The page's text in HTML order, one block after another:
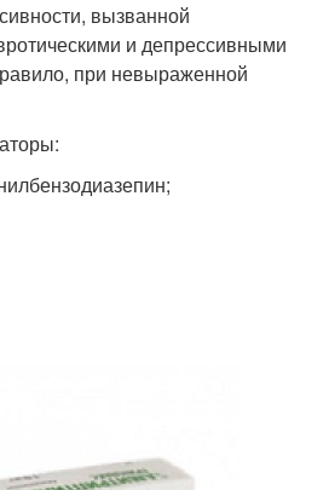
вызванной
и депрессивными
при невыраженной